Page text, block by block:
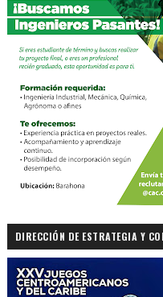
DIRECCIÓN DE ESTRATEGIA Y